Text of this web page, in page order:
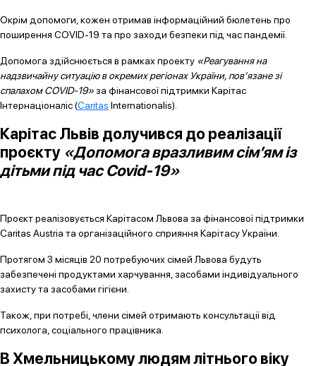
Окрім допомоги, кожен отримав інформаційний бюлетень про
поширення COVID-19 та про заходи безпеки під час пандемії.
Допомога здійснюється в рамках проекту «Реагування на
надзвичайну ситуацію в окремих регіонах України, пов’язане зі
спалахом COVID-19»за фінансової підтримки Карітас
Інтернаціоналіс (Caritas Internationalis).
Карітас Львів долучився до реалізації
проєкту «Допомога вразливим сім’ям із
дітьми під час Covid-19»
Проєкт реалізовується Карітасом Львова за фінансової підтримки
Caritas Austria та організаційного сприяння Карітасу України.
Протягом 3 місяців 20 потребуючих сімей Львова будуть
забезпечені продуктами харчування, засобами індивідуального
захисту та засобами гігієни.
Також, при потребі, члени сімей отримають консультації від
психолога, соціального працівника.
В Хмельницькому людям літнього віку